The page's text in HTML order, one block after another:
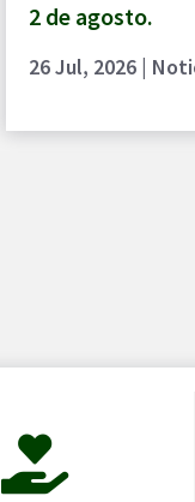
2 de agosto.
26 Jul, 2026|
